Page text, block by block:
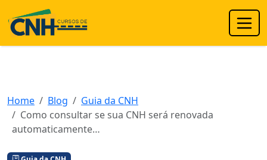
Home Blog
Guia da CNH
Como consultar se sua CNH será renovada
automaticamente…